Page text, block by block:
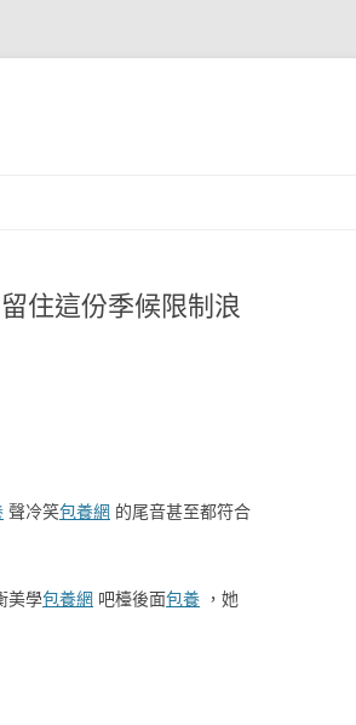
住這份季候限制浪
聲冷笑包養網 的尾音甚至都符合
美學包養網 吧檯後面包養 ，她